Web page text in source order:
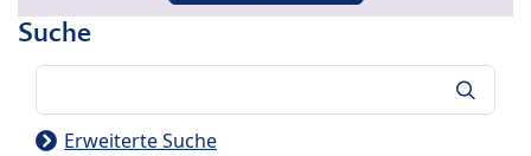
Suche
Erweiterte Suche